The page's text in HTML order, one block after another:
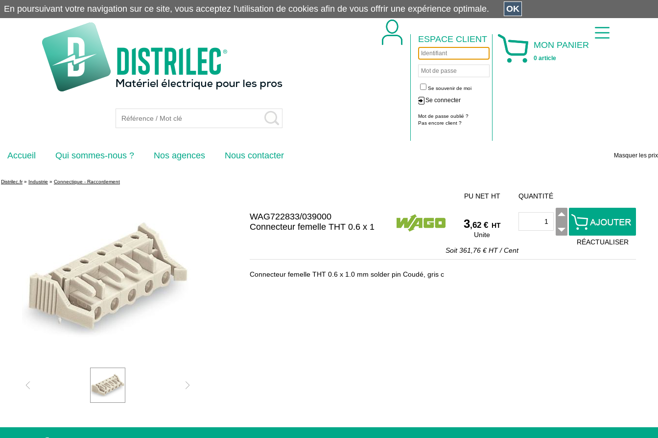
ESPACE CLIENT
Se souvenir de moi
Se connecter
Mot de passe oublié ?
Pas encore client ?
MON PANIER
0 article
Accueil Qui sommes-nous ? Nos agences Nous contacter Masquer les prix
Distrilec.fr» Industrie » Connectique - Raccordement
WAG722833/039000
Connecteur femelle THT 0.6 x 1
PU NET HT
3,62 € HT
Unite
Soit361,76 € HT/Cent
QUANTITÉ
RÉACTUALISER
Connecteur femelle THT 0.6 x 1.0 mm solder pin Coudé, gris c
En poursuivant votre navigation sur ce site, vous acceptez l'utilisation de cookies afin de vous offrir une expérience optimale. OK